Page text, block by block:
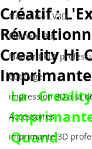
franchise LV3D,
filament 3d,
filament PLA
outillage
impression 3D à la
Accessoires
imprimante 3D
Créatif :
Creality Hi
Imprimante
La
Quand